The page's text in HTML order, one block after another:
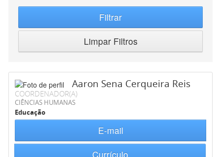
Filtrar
Limpar Filtros
Aaron Sena Cerqueira Reis
COORDENADOR(A)
CIÊNCIAS HUMANAS
Educação
E-mail
Currículo